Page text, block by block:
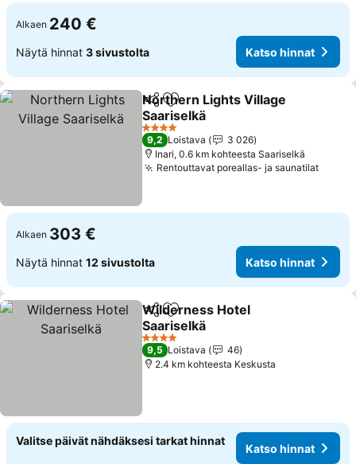
Alkaen 240 €
Näytä hinnat 3 sivustolta Katso hinnat
Jaa Lisää suosikkeihin
Northern Lights Village
Saariselkä
Katso hinnat
4 Tähtiluokitus
9,2 Loistava
3 026
Inari, 0.6 km kohteesta Saariselkä
Rentouttavat poreallas- ja saunatilatKatso
Alkaen 303 €
Näytä hinnat 12 sivustolta Katso hinnat
Jaa Lisää suosikkeihin
Wilderness Hotel
Saariselkä
Katso hinnat
4 Tähtiluokitus
9,5 Loistava
46
2.4 km kohteesta Keskusta
Valitse päivät nähdäksesi tarkat hinnat
Katso hinnat